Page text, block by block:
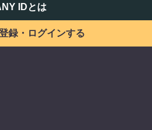
IDとは
録・ログインする